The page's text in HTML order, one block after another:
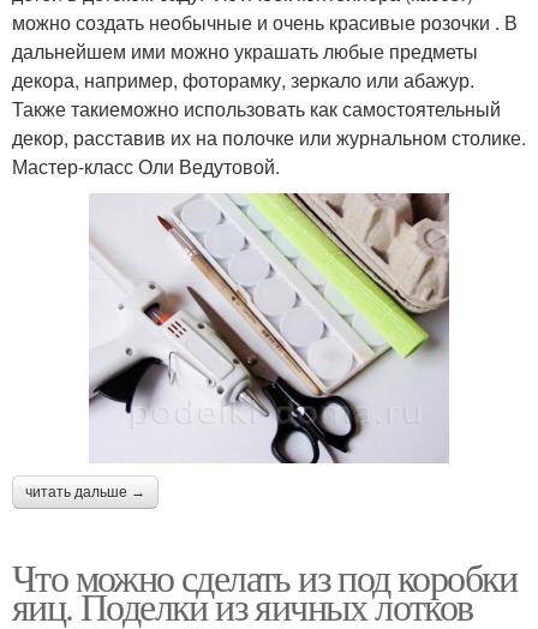
можно создать необычные и очень красивые розочки . В
дальнейшем ими можно украшать любые предметы
декора, например, фоторамку, зеркало или абажур.
Также такиеможно использовать как самостоятельный
декор, расставив их на полочке или журнальном столике.
Мастер-класс Оли Ведутовой.
читать дальше →
Что можно сделать из под коробки
яиц. Поделки из яичных лотков